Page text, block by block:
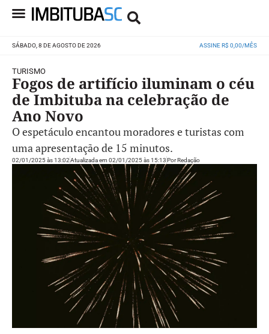
SÁBADO, 8 DE AGOSTO DE 2026 ASSINE R$ 0,00/MÊS
TURISMO
Fogos de artifício iluminam o céu
de Imbituba na celebração de
Ano Novo
O espetáculo encantou moradores e turistas com
uma apresentação de 15 minutos.
02/01/2025 às 13:02Atualizada em 02/01/2025 às 15:13PorRedação